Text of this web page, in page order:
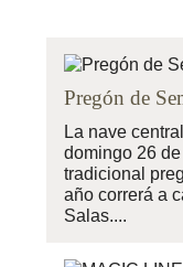
Pregón de
La nave
domingo 26
tradicional
año correrá a
Salas....